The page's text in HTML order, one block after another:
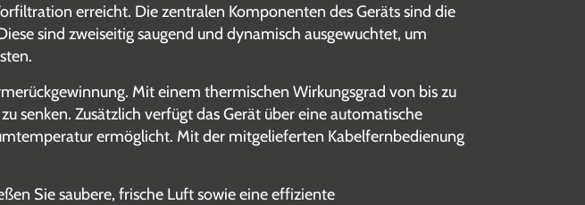
erreicht. Die zentralen Komponenten des Geräts sind die
sind zweiseitig saugend und dynamisch ausgewuchtet, um
Mit einem thermischen Wirkungsgrad von bis zu
senken. Zusätzlich verfügt das Gerät über eine automatische
ermöglicht. Mit der mitgelieferten Kabelfernbedienung
Sie saubere, frische Luft sowie eine effiziente